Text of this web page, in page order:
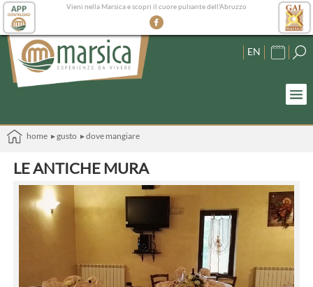
Vieni nella Marsica e scopri il cuore pulsante dell'Abruzzo
EN
home ▸ gusto ▸ dove mangiare
LE ANTICHE MURA